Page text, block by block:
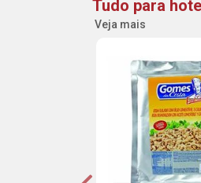
Tudo para
Veja mais